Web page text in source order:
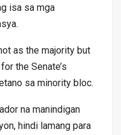
isa sa mga
as the majority but
the Senate’s
sa minority bloc.
na manindigan
hindi lamang para